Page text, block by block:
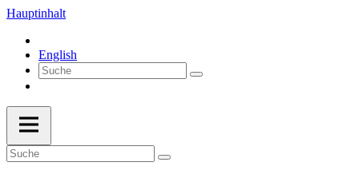
Hauptinhalt
English